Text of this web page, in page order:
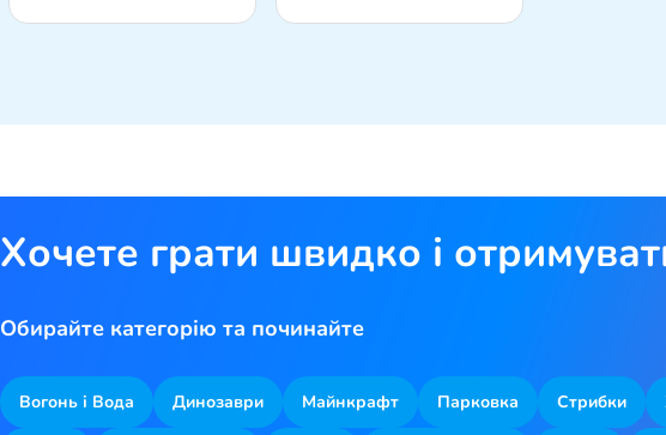
Хочете грати швидко і
Обирайте категорію та починайте
Вогонь і Вода Динозаври Майнкрафт Парковка Стрибки